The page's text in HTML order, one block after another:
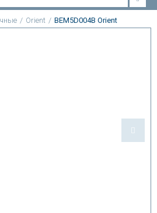
/ Orient / BEM5D004B Orient